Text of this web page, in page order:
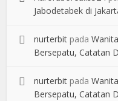
Jabodetabek di
nurterbit pada
Bersepatu, Catatan
nurterbit pada
Bersepatu, Catatan